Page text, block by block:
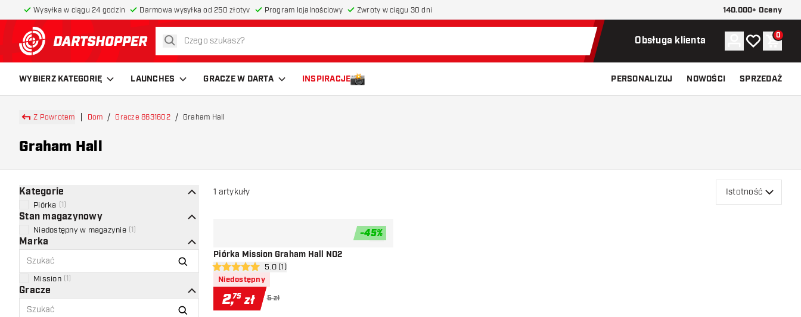
Wysyłka w ciągu 24 godzin Darmowa wysyłka od 250 złotyv Program lojalnościowy Zwroty w ciągu 30 dni 140.000+ Oceny
powrót do strony głównej
szukaj Obsługa klienta Konto
Moja listaKoszyk
0
WYBIERZ KATEGORIĘ LAUNCHES GRACZE W DARTA INSPIRACJE PERSONALIZUJ NOWOŚCI SPRZEDAŻ
Z Powrotem Dom Gracze 8631602 Graham Hall
Graham Hall
Kategorie
Piórka 1
Stan magazynowy
Niedostępny w magazynie 1
Marka
Mission 1
Gracze
1 artykuły Istotność
-45%
Piórka Mission Graham Hall NO2
otwórz panel recenzji
5 gwiazdki oceny5.0 (1)
Niedostępny
2,75 zł 5 zł
dodaj do listy życzeń